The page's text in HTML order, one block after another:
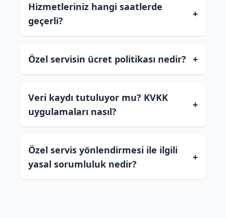
Hizmetleriniz hangi saatlerde
geçerli?
+
Özel servisin ücret politikası nedir? +
Veri kaydı tutuluyor mu? KVKK
uygulamaları nasıl?
+
Özel servis yönlendirmesi ile ilgili
yasal sorumluluk nedir?
+